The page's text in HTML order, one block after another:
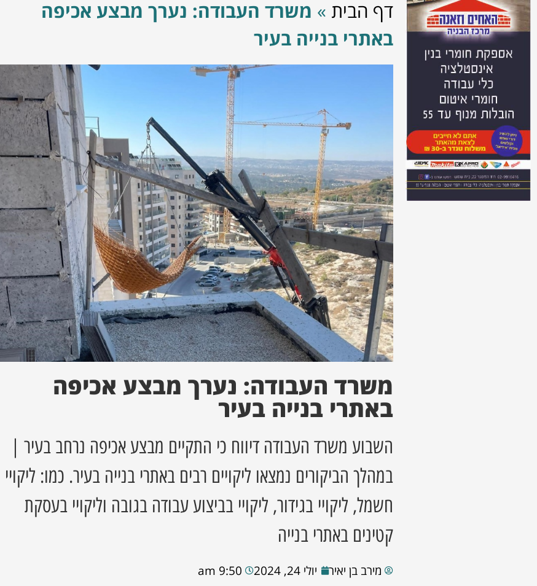
דף הבית » משרד העבודה: נערך מבצע אכיפה
באתרי בנייה בעיר
משרד העבודה: נערך מבצע אכיפה
באתרי בנייה בעיר
השבוע משרד העבודה דיווח כי התקיים מבצע אכיפה נרחב בעיר |
במהלך הביקורים נמצאו ליקויים רבים באתרי בנייה בעיר. כמו: ליקויי
חשמל, ליקויי בגידור, ליקויי בביצוע עבודה בגובה וליקויי בעסקת
קטינים באתרי בנייה
מירב בן יאיר יולי 24, 2024 9:50 am